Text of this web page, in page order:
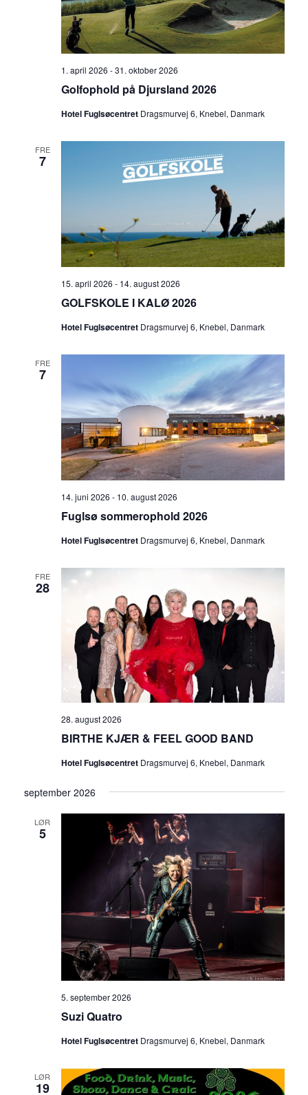
1. april 2026 -31. oktober 2026
Golfophold på Djursland 2026
Hotel Fuglsøcentret Dragsmurvej 6, Knebel, Danmark
FRE
7
15. april 2026 - 14. august 2026
GOLFSKOLE I KALØ 2026
Hotel Fuglsøcentret Dragsmurvej 6, Knebel, Danmark
FRE
7
14. juni 2026 - 10. august 2026
Fuglsø sommerophold 2026
Hotel Fuglsøcentret Dragsmurvej 6, Knebel, Danmark
FRE
28
28. august 2026
BIRTHE KJÆR & FEEL GOOD BAND
Hotel Fuglsøcentret Dragsmurvej 6, Knebel, Danmark
september 2026
LØR
5
5. september 2026
Suzi Quatro
Hotel Fuglsøcentret Dragsmurvej 6, Knebel, Danmark
LØR
19